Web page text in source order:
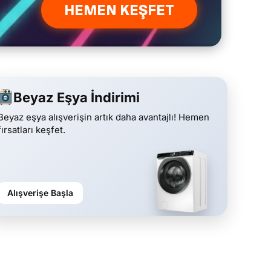
HEMEN KEŞFET
Beyaz Eşya İndirimi
eşya alışverişin artık daha avantajlı! Hemen
keşfet.
Alışverişe Başla